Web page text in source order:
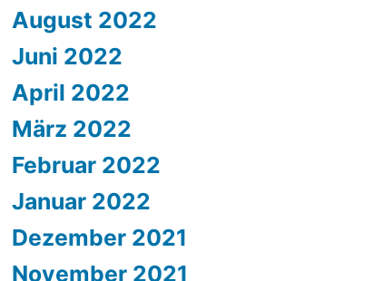
August 2022
Juni 2022
April 2022
März 2022
Februar 2022
Januar 2022
Dezember 2021
November 2021